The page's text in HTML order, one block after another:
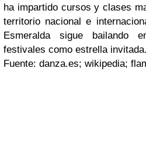
ha impartido cursos y clases
territorio nacional e
Esmeralda sigue bailando
festivales como estrella invitada.
Fuente: danza.es; wikipedia;